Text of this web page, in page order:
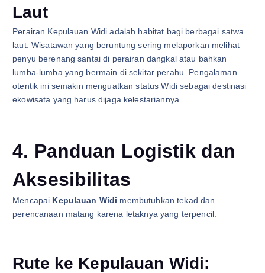
Laut
Perairan Kepulauan Widi adalah habitat bagi berbagai satwa
laut. Wisatawan yang beruntung sering melaporkan melihat
penyu berenang santai di perairan dangkal atau bahkan
lumba-lumba yang bermain di sekitar perahu. Pengalaman
otentik ini semakin menguatkan status Widi sebagai destinasi
ekowisata yang harus dijaga kelestariannya.
4. Panduan Logistik dan
Aksesibilitas
Mencapai Kepulauan Widi membutuhkan tekad dan
perencanaan matang karena letaknya yang terpencil.
Rute ke Kepulauan Widi: